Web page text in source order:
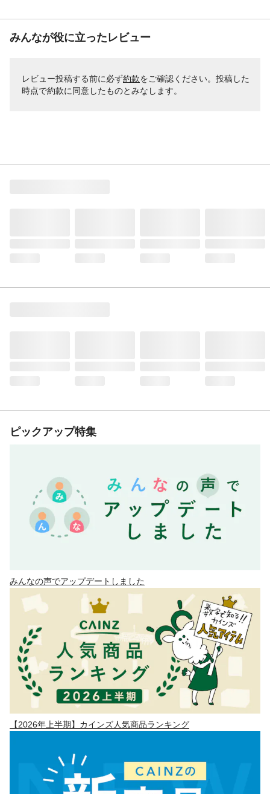
みんなが役に立ったレビュー
レビュー投稿する前に必ず約款をご確認ください。投稿した
時点で約款に同意したものとみなします。
ピックアップ特集
みんなの声でアップデートしました
【2026年上半期】カインズ人気商品ランキング